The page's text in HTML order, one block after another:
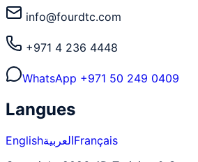
info@fourdtc.com
+971 4 236 4448
WhatsApp +971 50 249 0409
Langues
EnglishالعربيةFrançais